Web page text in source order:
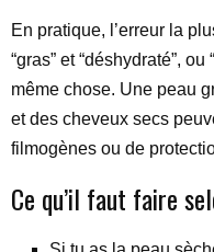
En pratique, l’erreur la
“gras” et “déshydraté”, ou
même chose. Une peau
et des cheveux secs
filmogènes ou de
Ce qu’il faut faire